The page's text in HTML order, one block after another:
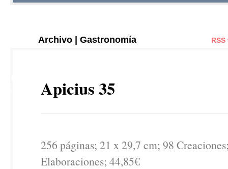
Archivo | Gastronomía
Apicius 35
256 páginas; 21 x 29,7 cm; 98
Elaboraciones; 44,85€